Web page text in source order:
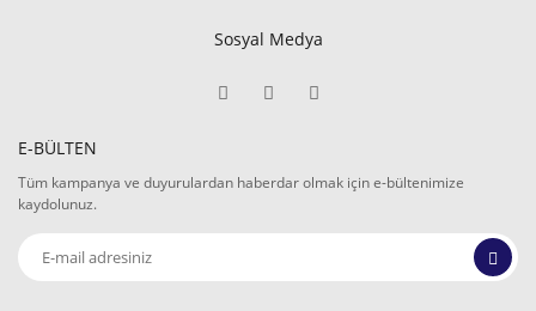
Sosyal Medya
E-BÜLTEN
Tüm kampanya ve duyurulardan haberdar olmak için e-bültenimize
kaydolunuz.